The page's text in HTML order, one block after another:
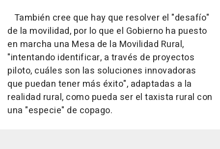
También cree que hay que resolver el "desafío"
de la movilidad, por lo que el Gobierno ha puesto
en marcha una Mesa de la Movilidad Rural,
"intentando identificar, a través de proyectos
piloto, cuáles son las soluciones innovadoras
que puedan tener más éxito", adaptadas a la
realidad rural, como pueda ser el taxista rural con
una "especie" de copago.